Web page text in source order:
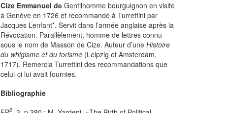
Cize Emmanuel de Gentilhomme bourguignon en visite
à Genève en 1726 et recommandé à Turrettini par
Jacques Lenfant*. Servit dans l’armée anglaise après la
Révocation. Parallèlement, homme de lettres connu
sous le nom de Masson de Cize. Auteur d’une Histoire
du whigisme et du torisme (Leipzig et Amsterdam,
1717). Remercia Turrettini des recommandations que
celui-ci lui avait fournies.
Bibliographie
2